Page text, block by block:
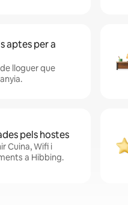
aptes per a
lloguer que
pels hostes
Cuina, Wifi i
a Hibbing.